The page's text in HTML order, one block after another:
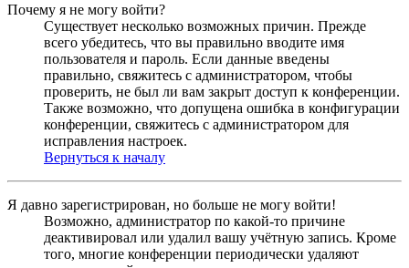
Почему я не могу войти?
Существует несколько возможных причин. Прежде
всего убедитесь, что вы правильно вводите имя
пользователя и пароль. Если данные введены
правильно, свяжитесь с администратором, чтобы
проверить, не был ли вам закрыт доступ к конференции.
Также возможно, что допущена ошибка в конфигурации
конференции, свяжитесь с администратором для
исправления настроек.
Вернуться к началу
Я давно зарегистрирован, но больше не могу войти!
Возможно, администратор по какой-то причине
деактивировал или удалил вашу учётную запись. Кроме
того, многие конференции периодически удаляют